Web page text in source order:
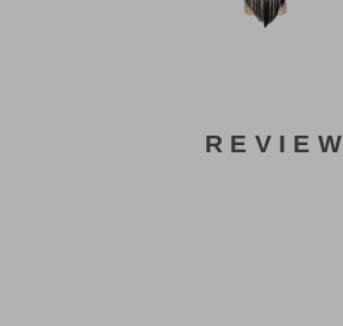
REVIEW